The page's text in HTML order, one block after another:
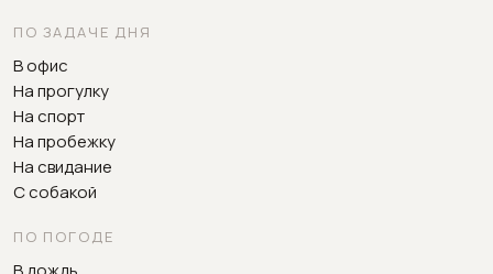
ПО ЗАДАЧЕ ДНЯ
В офис
На прогулку
На спорт
На пробежку
На свидание
С собакой
ПО ПОГОДЕ